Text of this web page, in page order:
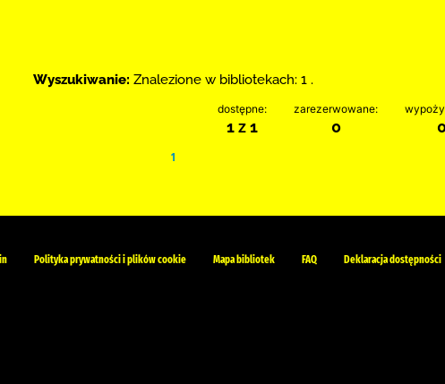
Wyszukiwanie: Znalezione w bibliotekach: 1 .
dostępne:
1 z 1
zarezerwowane:
0
1
Polityka prywatności i plików cookie Mapa bibliotek FAQ Deklaracja dostępności